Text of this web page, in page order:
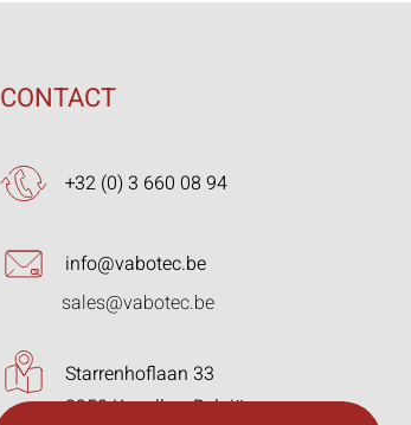
CONTACT
+32 (0) 3 660 08 94
info@vabotec.be
sales@vabotec.be
Starrenhoflaan 33
2950 Kapellen, België